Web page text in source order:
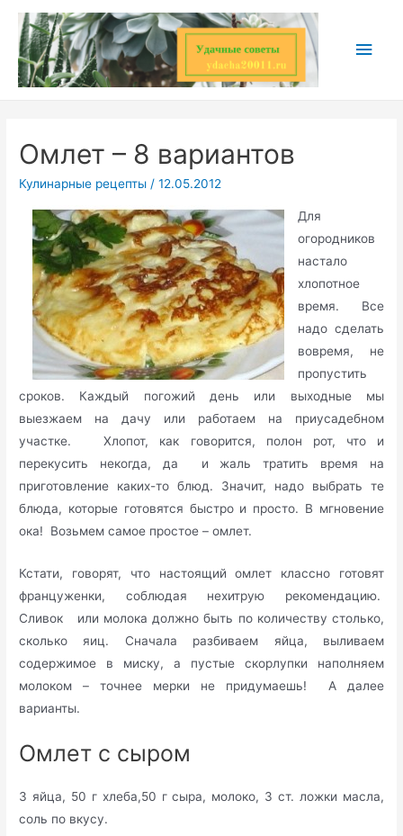
Перейти
содержимому
Омлет – 8 вариантов
Кулинарные рецепты /12.05.2012
Для
огородников
настало
хлопотное
время. Все
надо сделать
вовремя, не
пропустить
сроков. Каждый погожий день или выходные мы
выезжаем на дачу или работаем на приусадебном
участке. Хлопот, как говорится, полон рот, что и
перекусить некогда, да и жаль тратить время на
приготовление каких-то блюд. Значит, надо выбрать те
блюда, которые готовятся быстро и просто. В мгновение
ока! Возьмем самое простое – омлет.
Кстати, говорят, что настоящий омлет классно готовят
француженки, соблюдая нехитрую рекомендацию.
Сливок или молока должно быть по количеству столько,
сколько яиц. Сначала разбиваем яйца, выливаем
содержимое в миску, а пустые скорлупки наполняем
молоком – точнее мерки не придумаешь! А далее
варианты.
Омлет с сыром
3 яйца, 50 г хлеба,50 г сыра, молоко, 3 ст. ложки масла,
соль по вкусу.